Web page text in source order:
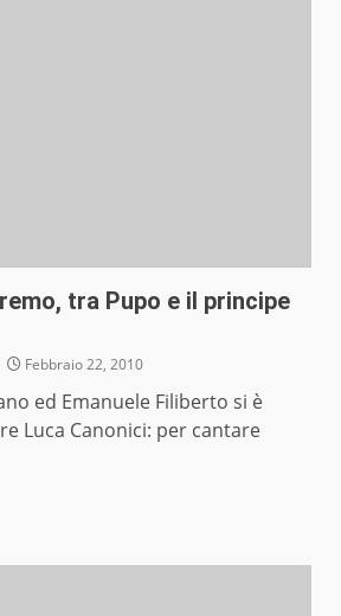
tra Pupo e il principe
Febbraio 22, 2010
ed Emanuele Filiberto si è
Luca Canonici: per cantare